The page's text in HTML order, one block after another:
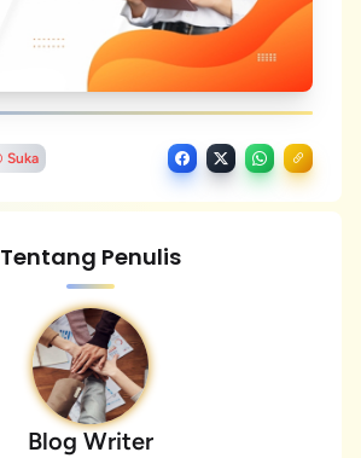
Suka
Tentang Penulis
Blog Writer